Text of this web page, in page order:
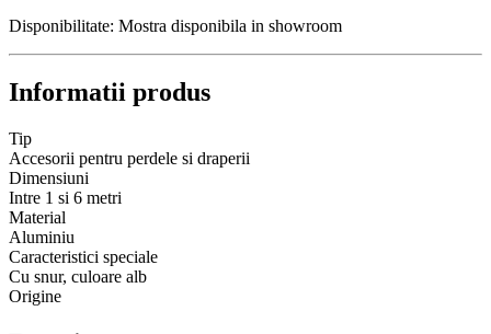
Disponibilitate: Mostra disponibila in showroom
Informatii produs
Tip
Accesorii pentru perdele si draperii
Dimensiuni
Intre 1 si 6 metri
Material
Aluminiu
Caracteristici speciale
Cu snur, culoare alb
Origine